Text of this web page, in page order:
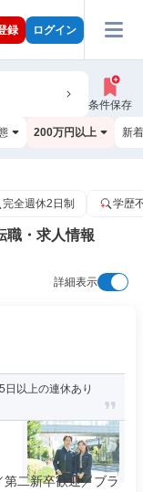
録 ログイン
条件保存
200万円以上 新
完全週休2日制 学歴
職・求人情報
詳細表示
以上の連休あり
二新卒歓迎／ブラ